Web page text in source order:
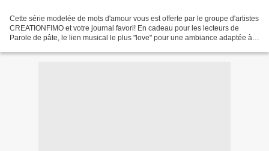
Cette série modelée de mots d'amour vous est offerte par le groupe d'artistes
CREATIONFIMO et votre journal favori! En cadeau pour les lecteurs de
Parole de pâte, le lien musical le plus "love" pour une ambiance adaptée à